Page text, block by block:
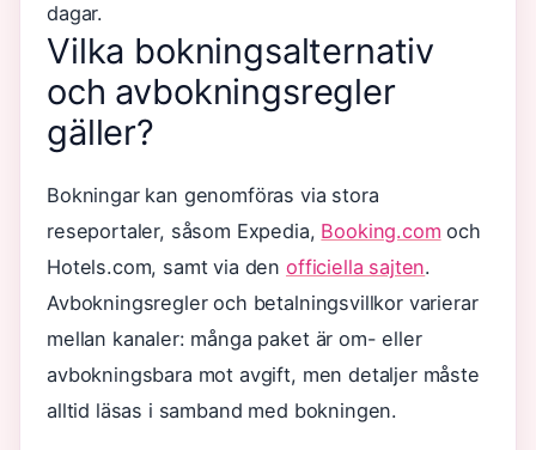
dagar.
Vilka bokningsalternativ
och avbokningsregler
gäller?
Bokningar kan genomföras via stora
reseportaler, såsom Expedia, Booking.com och
Hotels.com, samt via den officiella sajten.
Avbokningsregler och betalningsvillkor varierar
mellan kanaler: många paket är om- eller
avbokningsbara mot avgift, men detaljer måste
alltid läsas i samband med bokningen.